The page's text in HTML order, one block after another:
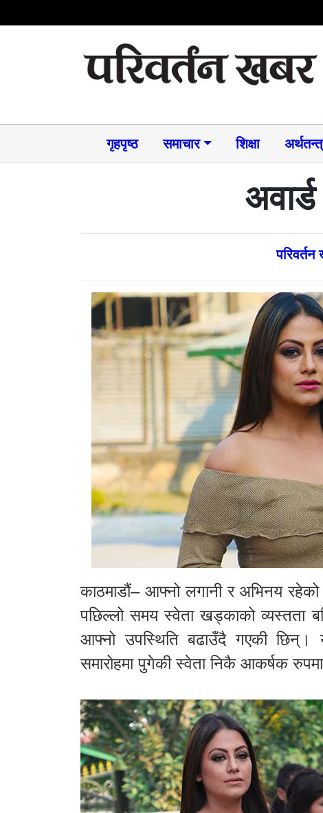
गृहपृष्ठ समाचार​ शिक्षा
काठमाडौं– आफ्नो लगानी र अभिनय रहेको
पछिल्लो समय स्वेता खड्काको व्यस्तता
आफ्नो उपस्थिति बढाउँदै गएकी छिन्।
समारोहमा पुगेकी स्वेता निकै आकर्षक